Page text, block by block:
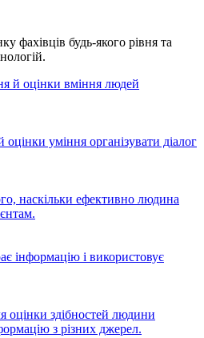
фахівців будь-якого рівня та
й оцінки вміння людей
уміння організувати діалог
наскільки ефективно людина
інформацію і використовує
оцінки здібностей людини
з різних джерел.